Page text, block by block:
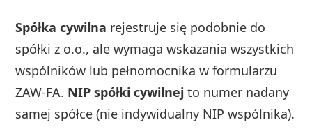
Spółka cywilna rejestruje się podobnie do
spółki z o.o., ale wymaga wskazania wszystkich
wspólników lub pełnomocnika w formularzu
ZAW-FA. NIP spółki cywilnej to numer nadany
samej spółce (nie indywidualny NIP wspólnika).